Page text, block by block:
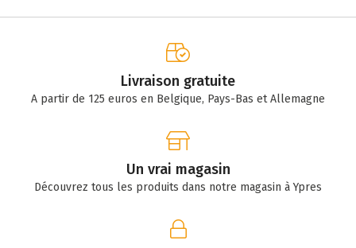
Livraison gratuite
A partir de 125 euros en Belgique, Pays-Bas et Allemagne
Un vrai magasin
Découvrez tous les produits dans notre magasin à Ypres